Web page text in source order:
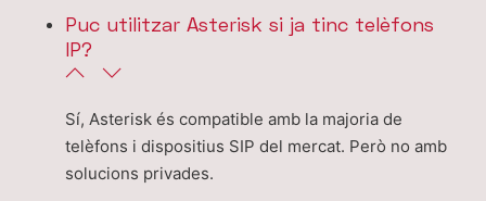
Puc utilitzar Asterisk si ja tinc telèfons
IP?
Sí, Asterisk és compatible amb la majoria de
telèfons i dispositius SIP del mercat. Però no amb
solucions privades.